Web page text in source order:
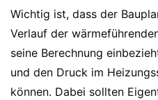
Wichtig ist, dass der
Verlauf der
seine Berechnung
und den Druck im
können. Dabei sollten